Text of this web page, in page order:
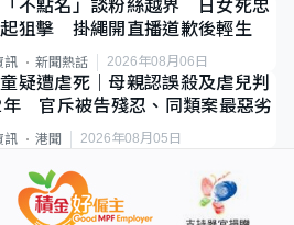
不點名」談粉絲越界 日女死忠
狙擊 掛繩開直播道歉後輕生
訊 新聞熱話 2026年08月06日
疑遭虐死｜母親認誤殺及虐兒判
年 官斥被告殘忍、同類案最惡劣
訊 港聞 2026年08月05日